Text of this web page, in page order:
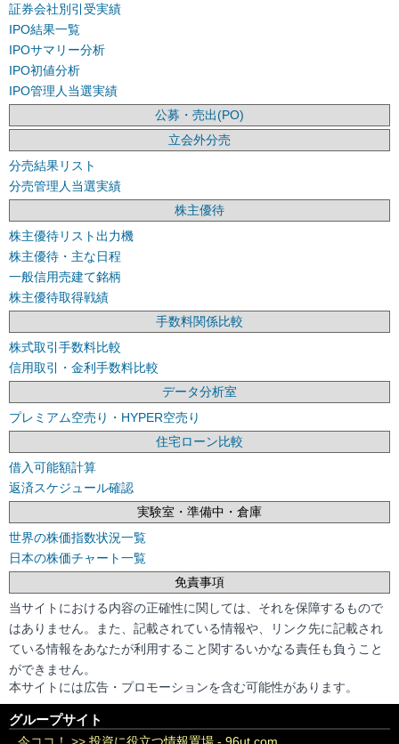
証券会社別引受実績
IPO結果一覧
IPOサマリー分析
IPO初値分析
IPO管理人当選実績
公募・売出(PO)
立会外分売
分売結果リスト
分売管理人当選実績
株主優待
株主優待リスト出力機
株主優待・主な日程
一般信用売建て銘柄
株主優待取得戦績
手数料関係比較
株式取引手数料比較
信用取引・金利手数料比較
データ分析室
プレミアム空売り・HYPER空売り
住宅ローン比較
借入可能額計算
返済スケジュール確認
実験室・準備中・倉庫
世界の株価指数状況一覧
日本の株価チャート一覧
免責事項
当サイトにおける内容の正確性に関しては、それを保障するもので
はありません。また、記載されている情報や、リンク先に記載され
ている情報をあなたが利用すること関するいかなる責任も負うこと
ができません。
本サイトには広告・プロモーションを含む可能性があります。
グループサイト